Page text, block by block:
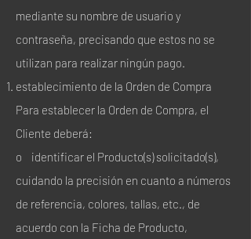
mediante su nombre de usuario y
contraseña, precisando que estos no se
utilizan para realizar ningún pago.
establecimiento de la Orden de Compra
Para establecer la Orden de Compra, el
Cliente deberá:
o identificar el Producto(s) solicitado(s),
cuidando la precisión en cuanto a números
de referencia, colores, tallas, etc., de
acuerdo con la Ficha de Producto,